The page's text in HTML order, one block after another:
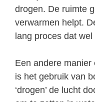
drogen. De ruimte
verwarmen helpt.
lang proces dat
Een andere manier
is het gebruik van
‘drogen’ de lucht